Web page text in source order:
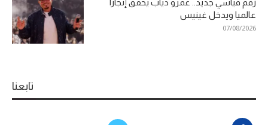
عالميا ويدخل غينيس
07/08/2026
تابعنا